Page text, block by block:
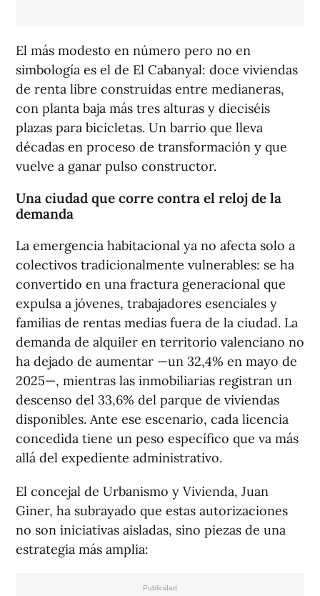
El más modesto en número pero no en
simbología es el de El Cabanyal: doce viviendas
de renta libre construidas entre medianeras,
con planta baja más tres alturas y dieciséis
plazas para bicicletas. Un barrio que lleva
décadas en proceso de transformación y que
vuelve a ganar pulso constructor.
Una ciudad que corre contra el reloj de la
demanda
La emergencia habitacional ya no afecta solo a
colectivos tradicionalmente vulnerables: se ha
convertido en una fractura generacional que
expulsa a jóvenes, trabajadores esenciales y
familias de rentas medias fuera de la ciudad. La
demanda de alquiler en territorio valenciano no
ha dejado de aumentar —un 32,4% en mayo de
2025—, mientras las inmobiliarias registran un
descenso del 33,6% del parque de viviendas
disponibles. Ante ese escenario, cada licencia
concedida tiene un peso específico que va más
allá del expediente administrativo.
El concejal de Urbanismo y Vivienda, Juan
Giner, ha subrayado que estas autorizaciones
no son iniciativas aisladas, sino piezas de una
estrategia más amplia: